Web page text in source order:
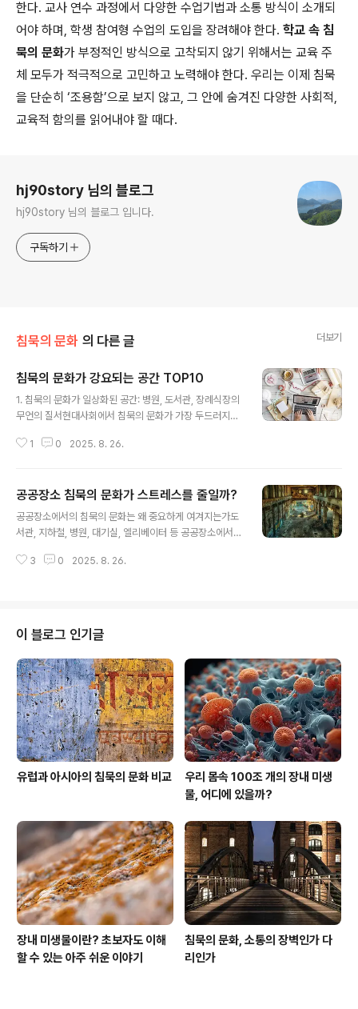
한다. 교사 연수 과정에서 다양한 수업기법과 소통 방식이 소개되
어야 하며, 학생 참여형 수업의 도입을 장려해야 한다. 학교 속 침
묵의 문화가 부정적인 방식으로 고착되지 않기 위해서는 교육 주
체 모두가 적극적으로 고민하고 노력해야 한다. 우리는 이제 침묵
을 단순히 ‘조용함’으로 보지 않고, 그 안에 숨겨진 다양한 사회적,
교육적 함의를 읽어내야 할 때다.
hj90story 님의 블로그
hj90story 님의 블로그 입니다.
구독하기
침묵의 문화 의 다른 글 더보기
침묵의 문화가 강요되는 공간 TOP10
1. 침묵의 문화가 일상화된 공간: 병원, 도서관, 장례식장의
무언의 질서현대사회에서 침묵의 문화가 가장 두드러지게
직결된 민감한 장소이며, 그 특성상 조용한 환경을 유지하
예의로 간주된다. 하지만 이 침묵은 단순한 배려를 넘어서
일종의 무언의 강요로 작용하는 경우도 있다. 예를 들어, 병
원 대기실에서 어린아이가 떠들 경우 부모는 주위 시선을
침묵의 기준이 얼마나 강력한지를 보여주는 단면이다.도서
1 0 2025. 8. 26.
공공장소 침묵의 문화가 스트레스를 줄일까?
공공장소에서의 침묵의 문화는 왜 중요하게 여겨지는가도
서관, 지하철, 병원, 대기실, 엘리베이터 등 공공장소에서의
체감하는 이 ‘침묵의 문화’는 단순한 소음 방지 차원을 넘어
히려 아무 말 없이 조용히 있는 것이 성숙한 시민의식으로
칭송받는다. 침묵은 공동체 내의 갈등을 줄이고, 불필요한
감정적 충돌을 피하는 안전장치로도 기능한다. 특히 인구
밀도가 높은 도시일수록 개인 간 거리가 가까워질 수밖에
없기 때문에, 자발적인 침묵은 보이지 않는 경계선을 세워
주는 심리적 방패막이 역할을 한다. 사..
3 0 2025. 8. 26.
이 블로그 인기글
유럽과 아시아의 침묵의 문화 비교
우리 몸속 100조 개의 장내 미생
물, 어디에 있을까?
장내 미생물이란? 초보자도 이해
할 수 있는 아주 쉬운 이야기
침묵의 문화, 소통의 장벽인가 다
리인가